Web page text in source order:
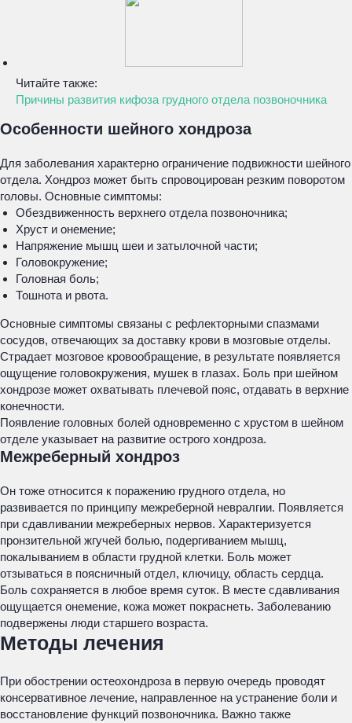
Читайте также:
Причины развития кифоза грудного отдела позвоночника
Особенности шейного хондроза
Для заболевания характерно ограничение подвижности шейного
отдела. Хондроз может быть спровоцирован резким поворотом
головы. Основные симптомы:
Обездвиженность верхнего отдела позвоночника;
Хруст и онемение;
Напряжение мышц шеи и затылочной части;
Головокружение;
Головная боль;
Тошнота и рвота.
Основные симптомы связаны с рефлекторными спазмами
сосудов, отвечающих за доставку крови в мозговые отделы.
Страдает мозговое кровообращение, в результате появляется
ощущение головокружения, мушек в глазах. Боль при шейном
хондрозе может охватывать плечевой пояс, отдавать в верхние
конечности.
Появление головных болей одновременно с хрустом в шейном
отделе указывает на развитие острого хондроза.
Межреберный хондроз
Он тоже относится к поражению грудного отдела, но
развивается по принципу межреберной невралгии. Появляется
при сдавливании межреберных нервов. Характеризуется
пронзительной жгучей болью, подергиванием мышц,
покалыванием в области грудной клетки. Боль может
отзываться в поясничный отдел, ключицу, область сердца.
Боль сохраняется в любое время суток. В месте сдавливания
ощущается онемение, кожа может покраснеть. Заболеванию
подвержены люди старшего возраста.
Методы лечения
При обострении остеохондроза в первую очередь проводят
консервативное лечение, направленное на устранение боли и
восстановление функций позвоночника. Важно также